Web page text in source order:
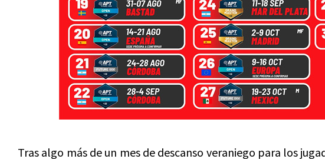
Tras algo más de un mes de descanso veraniego para los